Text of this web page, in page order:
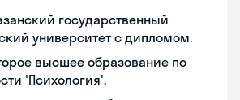
государственный
университет с дипломом.
высшее образование по
'Психология'.